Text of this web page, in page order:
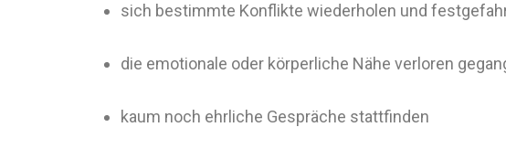
sich bestimmte Konflikte wiederholen und
die emotionale oder körperliche Nähe verloren
kaum noch ehrliche Gespräche stattfinden